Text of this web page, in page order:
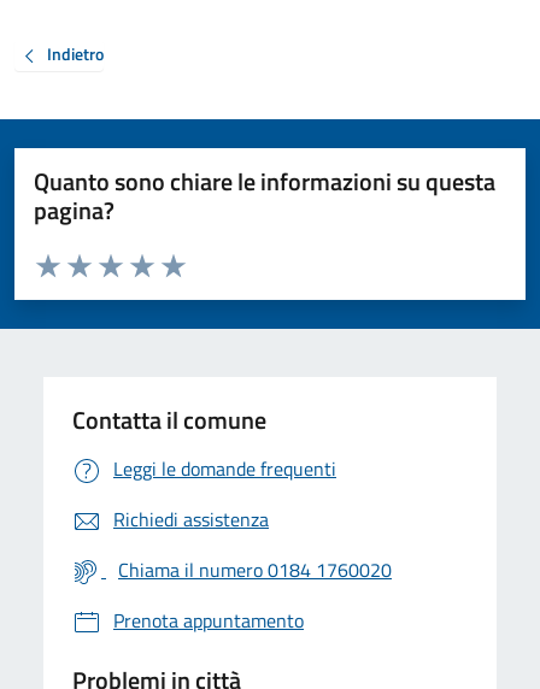
Indietro
Quanto sono chiare le informazioni su questa
pagina?
Valuta da 1 a 5 stelle la pagina
Valuta 5 stelle su 5
Valuta 4 stelle su 5
Valuta 3 stelle su 5
Valuta 2 stelle su 5
Valuta 1 stelle su 5
Contatta il comune
Leggi le domande frequenti
Richiedi assistenza
Chiama il numero 0184 1760020
Prenota appuntamento
Problemi in città